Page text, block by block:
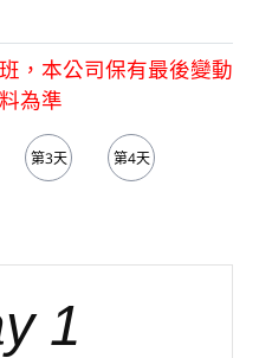
，本公司保有最後變動
為準
第3天 第4天
1